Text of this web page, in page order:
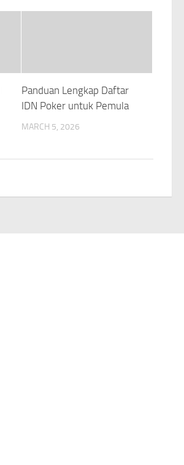
Panduan Lengkap Daftar
IDN Poker untuk Pemula
MARCH 5, 2026